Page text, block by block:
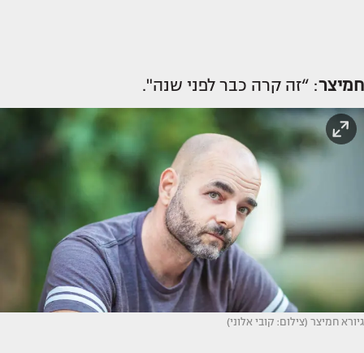
חמיצר: “זה קרה כבר לפני שנה".
גיורא חמיצר (צילום: קובי אלוני)